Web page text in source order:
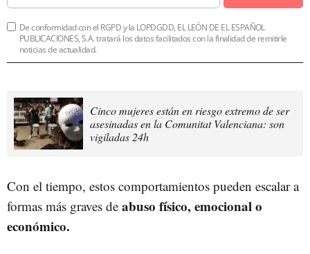
De conformidad con el RGPD y la LOPDGDD, EL LEÓN DE EL ESPAÑOL
PUBLICACIONES, S.A. tratará los datos facilitados con la finalidad de remitirle
noticias de actualidad.
Cinco mujeres están en riesgo extremo de ser
asesinadas en la Comunitat Valenciana: son
vigiladas 24h
Con el tiempo, estos comportamientos pueden escalar a
formas más graves de abuso físico, emocional o
económico.